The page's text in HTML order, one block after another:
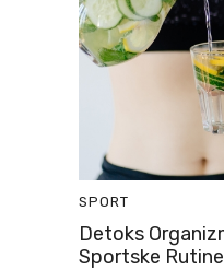
SPORT
Detoks
Sportske Rutine